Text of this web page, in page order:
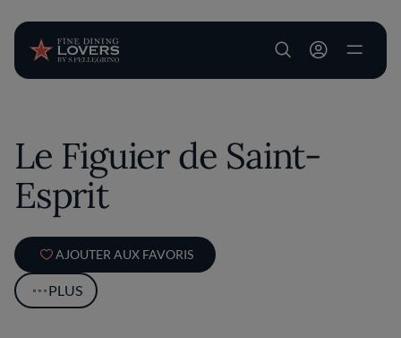
User account
Le Figuier de Saint-
Esprit
AJOUTER AUX FAVORIS
PLUS